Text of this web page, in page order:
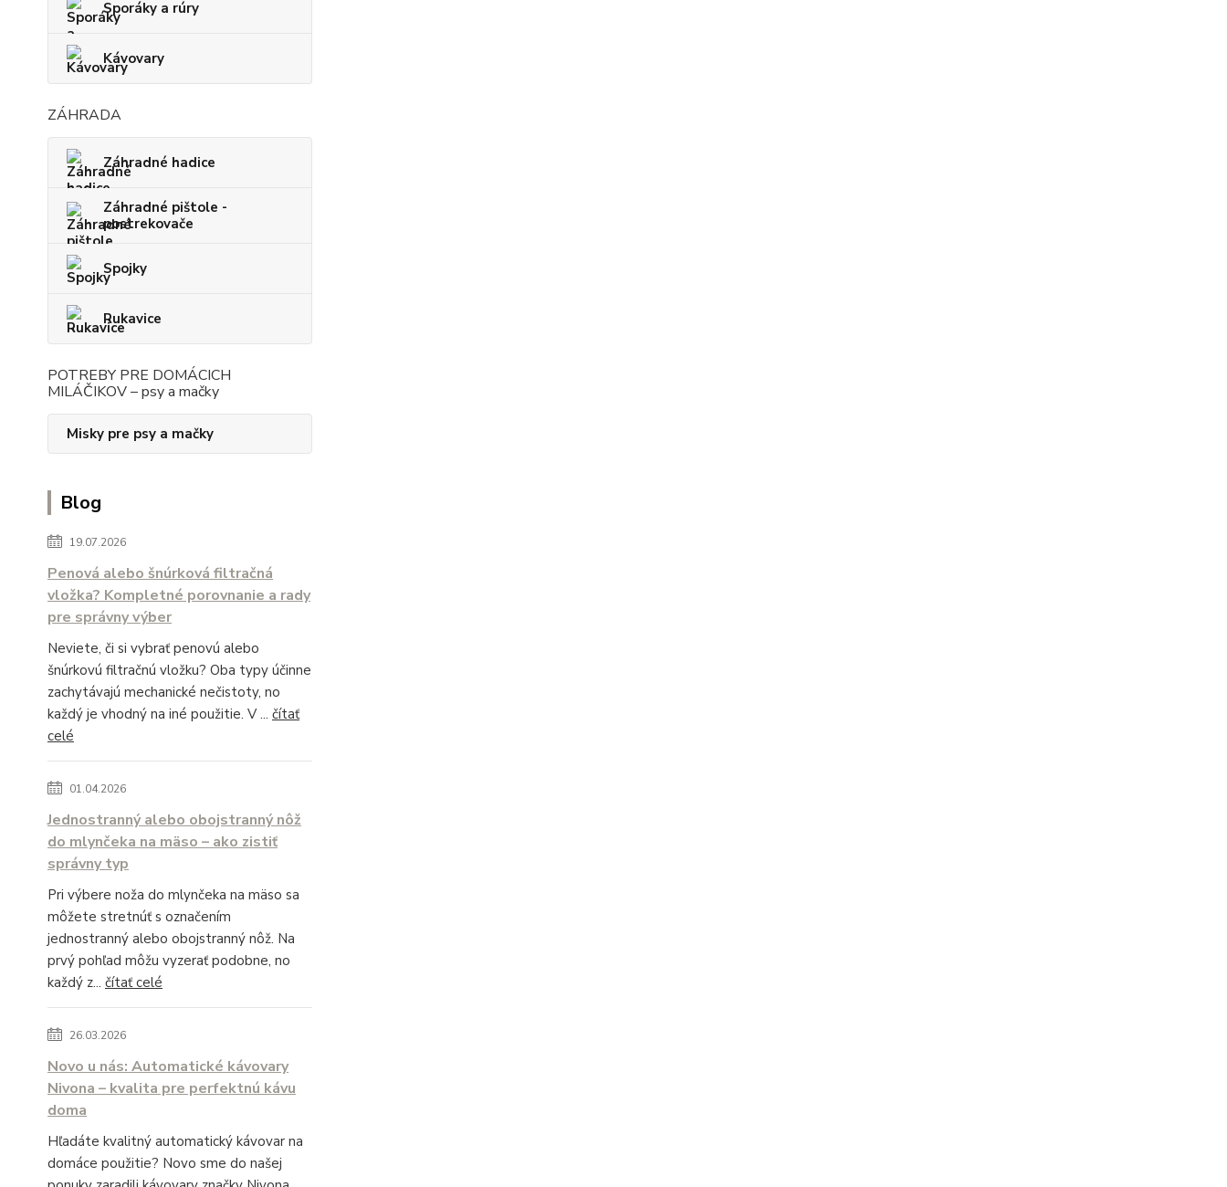
Sporáky a rúry
Kávovary
ZÁHRADA
Záhradné hadice
Záhradné pištole -
postrekovače
Spojky
Rukavice
POTREBY PRE DOMÁCICH
MILÁČIKOV – psy a mačky
Misky pre psy a mačky
Blog
19.07.2026
Penová alebo šnúrková filtračná
vložka? Kompletné porovnanie a rady
pre správny výber
Neviete, či si vybrať penovú alebo
šnúrkovú filtračnú vložku? Oba typy účinne
zachytávajú mechanické nečistoty, no
každý je vhodný na iné použitie. V ... čítať
celé
01.04.2026
Jednostranný alebo obojstranný nôž
do mlynčeka na mäso – ako zistiť
správny typ
Pri výbere noža do mlynčeka na mäso sa
môžete stretnúť s označením
jednostranný alebo obojstranný nôž. Na
prvý pohľad môžu vyzerať podobne, no
každý z... čítať celé
26.03.2026
Novo u nás: Automatické kávovary
Nivona – kvalita pre perfektnú kávu
doma
Hľadáte kvalitný automatický kávovar na
domáce použitie? Novo sme do našej